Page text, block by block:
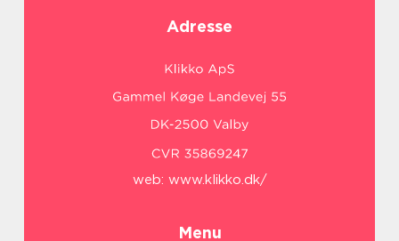
Adresse
web: www.klikko.dk/
Menu